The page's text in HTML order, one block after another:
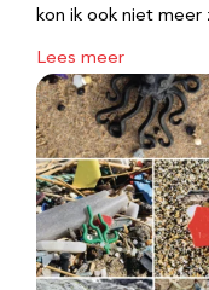
kon ik ook niet
Lees meer